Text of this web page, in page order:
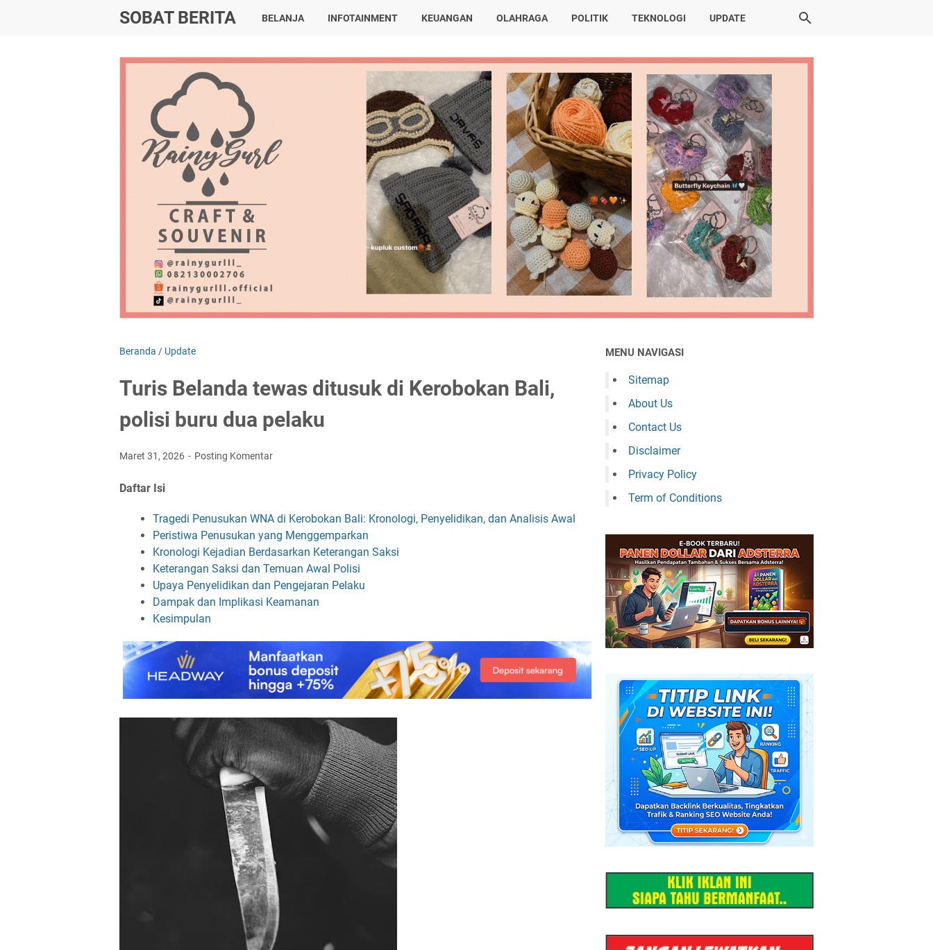
SOBAT BERITA BELANJA INFOTAINMENT KEUANGAN OLAHRAGA POLITIK TEKNOLOGI UPDATE
Beranda / Update
Turis Belanda tewas ditusuk di Kerobokan Bali,
polisi buru dua pelaku
Maret 31, 2026 Posting Komentar
Daftar Isi
Tragedi Penusukan WNA di Kerobokan Bali: Kronologi, Penyelidikan, dan Analisis Awal
Peristiwa Penusukan yang Menggemparkan
Kronologi Kejadian Berdasarkan Keterangan Saksi
Keterangan Saksi dan Temuan Awal Polisi
Upaya Penyelidikan dan Pengejaran Pelaku
Dampak dan Implikasi Keamanan
Kesimpulan
MENU NAVIGASI
Sitemap
About Us
Contact Us
Disclaimer
Privacy Policy
Term of Conditions